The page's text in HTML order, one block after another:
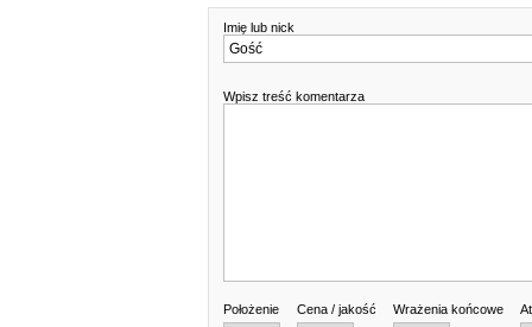
Imię lub nick
Wpisz treść komentarza
Położenie Cena / jakość Wrażenia końcowe